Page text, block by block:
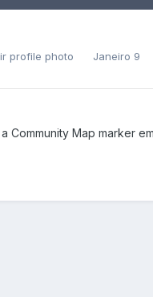
profile photo Janeiro 9
Community Map marker em